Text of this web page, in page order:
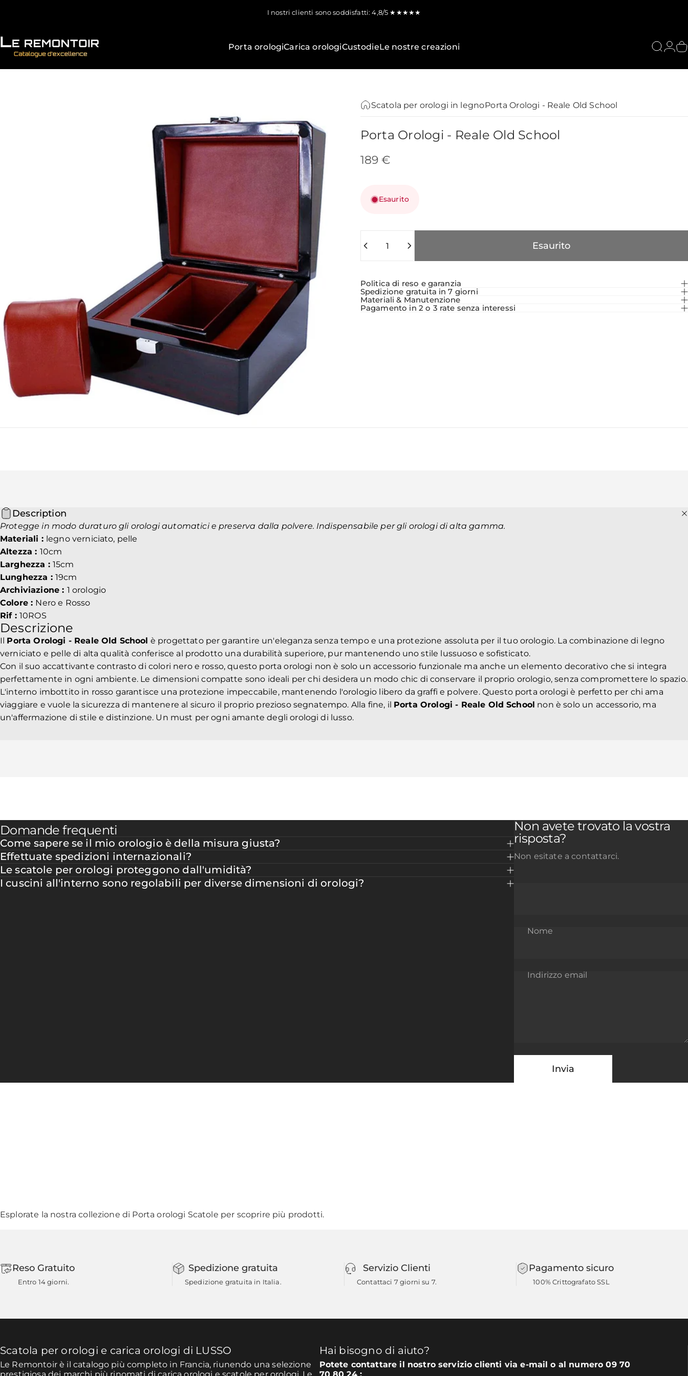
I nostri clienti sono soddisfatti: 4,8/5 ★★★★★
Le Remontoir : Porta Orologi Porta orologiCarica orologiCustodieLe nostre creazioni Cerca
Scatola per orologi in legnoPorta Orologi - Reale Old School
Porta Orologi - Reale Old School
189 €
Esaurito
Esaurito
Politica di reso e garanzia
Spedizione gratuita in 7 giorni
Materiali & Manutenzione
Pagamento in 2 o 3 rate senza interessi
Description
Protegge in modo duraturo gli orologi automatici e preserva dalla polvere. Indispensabile per gli orologi di alta gamma.
Materiali : legno verniciato, pelle
Altezza : 10cm
Larghezza : 15cm
Lunghezza : 19cm
Archiviazione : 1 orologio
Colore : Nero e Rosso
Rif : 10ROS
Descrizione
Il Porta Orologi - Reale Old School è progettato per garantire un'eleganza senza tempo e una protezione assoluta per il tuo orologio. La combinazione di legno
verniciato e pelle di alta qualità conferisce al prodotto una durabilità superiore, pur mantenendo uno stile lussuoso e sofisticato.
Con il suo accattivante contrasto di colori nero e rosso, questo porta orologi non è solo un accessorio funzionale ma anche un elemento decorativo che si integra
perfettamente in ogni ambiente. Le dimensioni compatte sono ideali per chi desidera un modo chic di conservare il proprio orologio, senza compromettere lo spazio.
L'interno imbottito in rosso garantisce una protezione impeccabile, mantenendo l'orologio libero da graffi e polvere. Questo porta orologi è perfetto per chi ama
viaggiare e vuole la sicurezza di mantenere al sicuro il proprio prezioso segnatempo. Alla fine, il Porta Orologi - Reale Old School non è solo un accessorio, ma
un'affermazione di stile e distinzione. Un must per ogni amante degli orologi di lusso.
Domande frequenti
Come sapere se il mio orologio è della misura giusta?
Effettuate spedizioni internazionali?
Le scatole per orologi proteggono dall'umidità?
I cuscini all'interno sono regolabili per diverse dimensioni di orologi?
Non avete trovato la vostra
risposta?
Non esitate a contattarci.
Nome
Indirizzo email
Invia
Esplorate la nostra collezione di Porta orologi Scatole per scoprire più prodotti.
Reso Gratuito
Entro 14 giorni.
Spedizione gratuita
Spedizione gratuita in Italia.
Servizio Clienti
Contattaci 7 giorni su 7.
Pagamento sicuro
100% Crittografato SSL
Scatola per orologi e carica orologi di LUSSO
Le Remontoir è il catalogo più completo in Francia, riunendo una selezione
Hai bisogno di aiuto?
Potete contattare il nostro servizio clienti via e-mail o al numero 09 70